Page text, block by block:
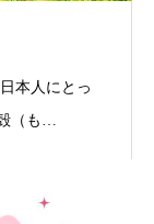
本人にとっ
（も…